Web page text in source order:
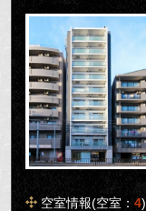
空室情報(空室：4)